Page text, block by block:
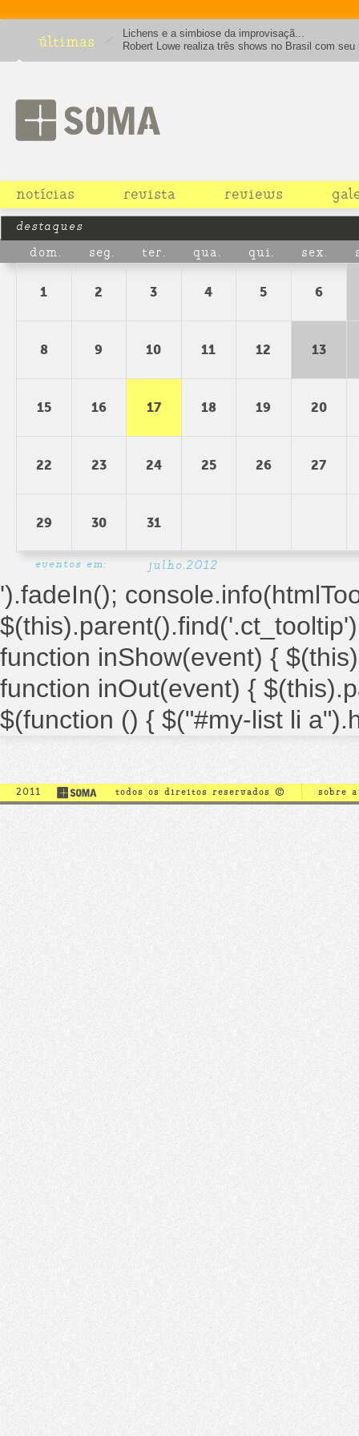
últimas
Lichens e a simbiose da improvisaçã...
Robert Lowe realiza três shows no Brasil com seu
solo. Leia entrevista.
notícias revista reviews
destaques
dom. seg. ter. qua. qui. sex.
1 2 3 4 5 6
8 9 10 11 12 13
15 16 17 18 19 20
22 23 24 25 26 27
29 30 31
eventos em: julho.2012
').fadeIn();
function inShow(event) {
function inOut(event) {
$(function () { $("#my-list li
2011 todos os direitos reservados © sobre